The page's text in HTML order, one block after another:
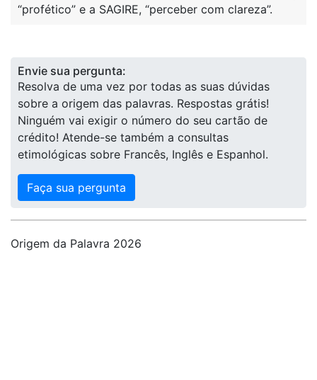
“profético” e a SAGIRE, “perceber com clareza”.
Envie sua pergunta:
Resolva de uma vez por todas as suas dúvidas
sobre a origem das palavras. Respostas grátis!
Ninguém vai exigir o número do seu cartão de
crédito! Atende-se também a consultas
etimológicas sobre Francês, Inglês e Espanhol.
Faça sua pergunta
Origem da Palavra 2026